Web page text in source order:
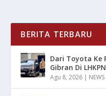
BERITA TERBARU
Dari Toyota Ke
Gibran Di LHKPN
Agu 8, 2026 | NEWS